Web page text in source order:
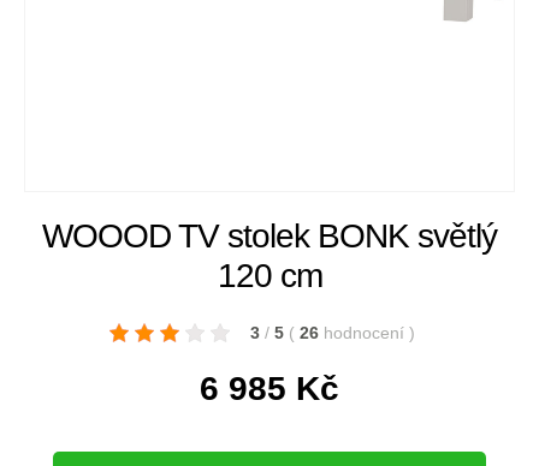
WOOOD TV stolek BONK světlý
120 cm
3 / 5 ( 26 hodnocení )
6 985 Kč